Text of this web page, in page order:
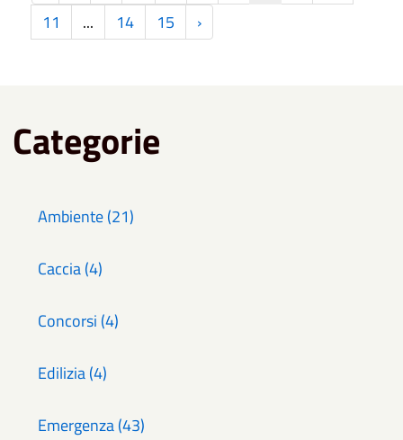
11
... 14 15 ›
Categorie
Ambiente (21)
Caccia (4)
Concorsi (4)
Edilizia (4)
Emergenza (43)